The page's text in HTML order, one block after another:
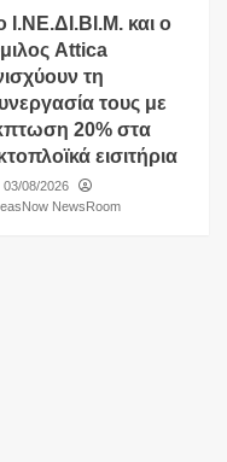
Ι.ΝΕ.ΔΙ.ΒΙ.Μ. και o
Attica
τη
τους με
20% στα
εισιτήρια
03/08/2026
NewsRoom